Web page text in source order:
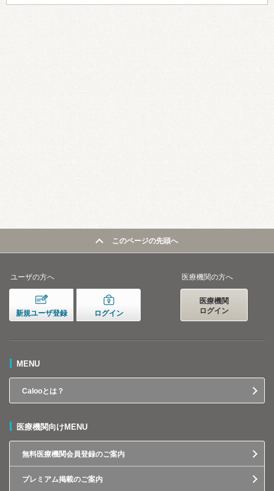
このページの先頭へ
ユーザの方へ
新規ユーザ登録 ログイン
医療機関の方へ
医療機関
ログイン
MENU
Calooとは？
医療機関向けMENU
無料医療機関会員登録のご案内
プレミアム掲載のご案内